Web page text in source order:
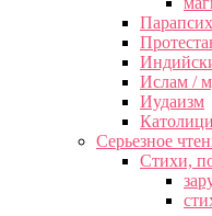
Ислам /
Иудаизм
Серьезное
Cтихи,